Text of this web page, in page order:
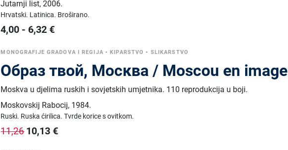
Jutarnji list,2006.
Hrvatski. Latinica. Broširano.
4,00 - 6,32 €
MONOGRAFIJE GRADOVA I REGIJA •KIPARSTVO • SLIKARSTVO
Образ твой, Москва / Moscou en image
Moskva u djelima ruskih i sovjetskih umjetnika. 110 reprodukcija u boji.
Moskovskij Rabocij, 1984.
Ruski. Ruska ćirilica.Tvrde korice s ovitkom.
11,2610,13 €